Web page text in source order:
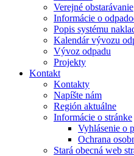
Verejné obstarávanie
Informácie o
Popis systému
Kalendár vývozu
Vývoz odpadu
Projekty
Kontakt
Kontakty
Napíšte nám
Región aktuálne
Informácie o stránke
Vyhlásenie o
Ochrana
Stará obecná web